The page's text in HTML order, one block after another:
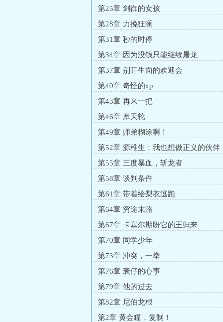
第25章 剑御的女孩
第28章 力挽狂澜
第31章 秒的时停
第34章 因为没钱只能继续屠龙
第37章 别开生面的欢迎会
第40章 奇怪的xp
第43章 再来一把
第46章 摩天轮
第49章 师弟糊涂啊！
第52章 源稚生：我也想做正义的伙伴
第55章 三度暴血，斩龙者
第58章 谈判条件
第61章 带着绘梨衣逃跑
第64章 穷途末路
第67章 卡塞尔期盼它的王归来
第70章 同学少年
第73章 冲突，一拳
第76章 衰仔的心事
第79章 他的过去
第82章 尼伯龙根
第2章 黄金瞳，复制！